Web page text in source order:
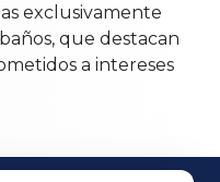
exclusivamente
que destacan
a intereses